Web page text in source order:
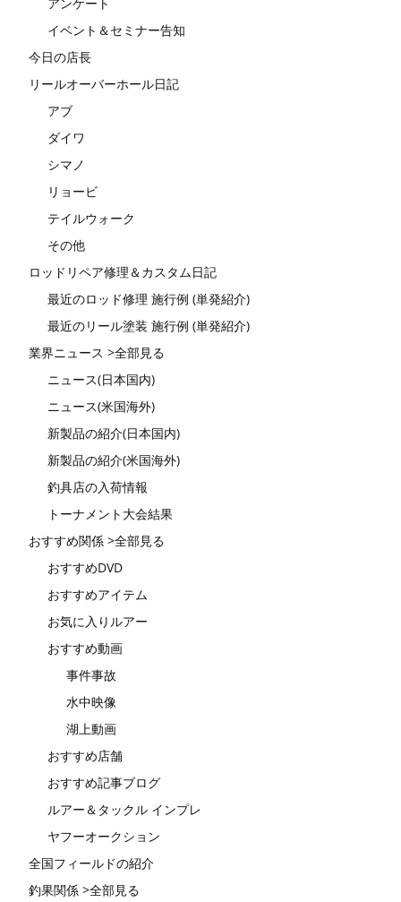
イベント＆セミナー告知
今日の店長
リールオーバーホール日記
アブ
ダイワ
シマノ
リョービ
テイルウォーク
その他
ロッドリペア修理＆カスタム日記
最近のロッド修理 施行例 (単発紹介)
最近のリール塗装 施行例 (単発紹介)
業界ニュース >全部見る
ニュース(日本国内)
ニュース(米国海外)
新製品の紹介(日本国内)
新製品の紹介(米国海外)
釣具店の入荷情報
トーナメント大会結果
おすすめ関係 >全部見る
おすすめDVD
おすすめアイテム
お気に入りルアー
おすすめ動画
事件事故
水中映像
湖上動画
おすすめ店舗
おすすめ記事ブログ
ルアー＆タックル インプレ
ヤフーオークション
全国フィールドの紹介
釣果関係 >全部見る